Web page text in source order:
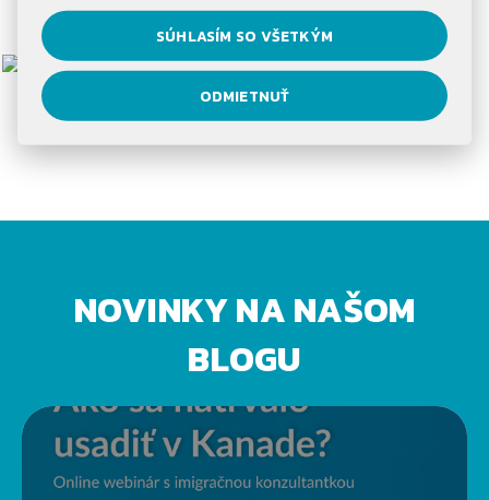
NOVINKY NA NAŠOM
BLOGU
SÚHLASÍM SO VŠETKÝM
ODMIETNUŤ